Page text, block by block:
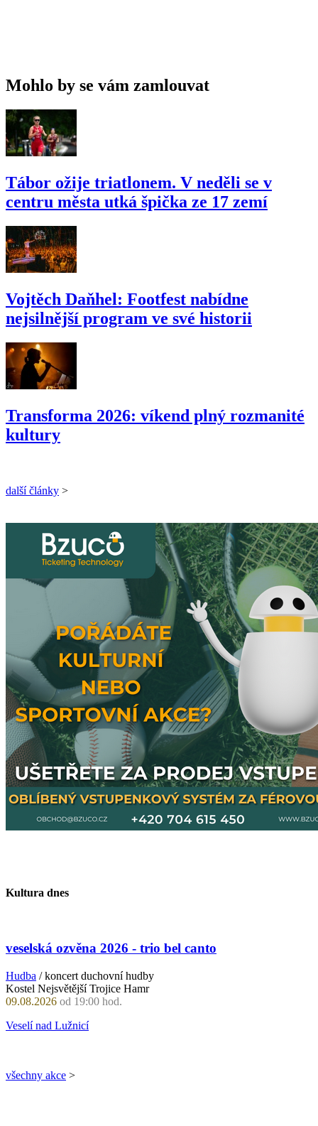
Mohlo by se vám zamlouvat
Tábor ožije triatlonem. V neděli se v
centru města utká špička ze 17 zemí
Vojtěch Daňhel: Footfest nabídne
nejsilnější program ve své historii
Transforma 2026: víkend plný rozmanité
kultury
další články >
Kultura dnes
veselská ozvěna 2026 - trio bel canto
Hudba / koncert duchovní hudby
Kostel Nejsvětější Trojice Hamr
09.08.2026 od 19:00 hod.
Veselí nad Lužnicí
všechny akce >